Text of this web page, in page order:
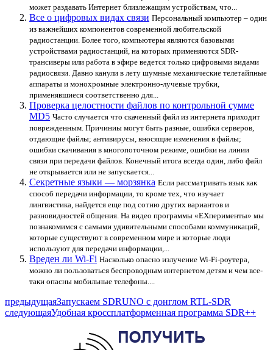
может раздавать Интернет близлежащим устройствам, что...
Все о цифровых видах связи Персональный компьютер – один
из важнейших компонентов современной любительской
радиостанции. Более того, компьютеры являются базовыми
устройствами радиостанций, на которых применяются SDR-
трансиверы или работа в эфире ведется только цифровыми видами
радиосвязи. Давно канули в лету шумные механические телетайпные
аппараты и монохромные электронно-лучевые трубки,
применявшиеся соответственно для...
Проверка целостности файлов по контрольной сумме
MD5 Часто случается что скаченный файл из интернета приходит
поврежденным. Причиниы могут быть разные, ошибки серверов,
отдающие файлы; антивирусы, вносящие изменения в файлы;
ошибки скачивания в многопоточном режиме, ошибки на линии
связи при передачи файлов. Конечный итога всегда один, либо файл
не открывается или не запускается...
Секретные языки — морзянка Если рассматривать язык как
способ передачи информации, то кроме тех, что изучает
лингвистика, найдется еще под сотню других вариантов и
разновидностей общения. На видео программы «ЕХперименты» мы
познакомимся с самыми удивительными способами коммуникаций,
которые существуют в современном мире и которые люди
используют для передачи информации,...
Вреден ли Wi-Fi Насколько опасно излучение Wi-Fi-роутера,
можно ли пользоваться беспроводным интернетом детям и чем все-
таки опасны мобильные телефоны....
предыдущаяЗапускаем SDRUNO c донглом RTL-SDR
следующаяУдобная кроссплатформенная программа SDR++